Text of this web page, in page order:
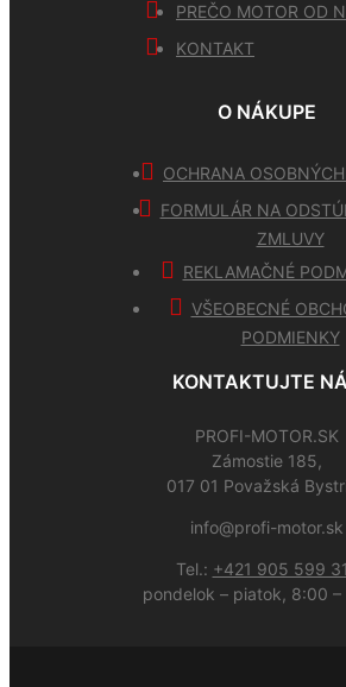
PREČO MOTOR OD
KONTAKT
O NÁKUPE
OCHRANA
FORMULÁR NA
ZMLUVY
REKLAMAČNÉ
VŠEOBECNÉ
PODMIENKY
KONTAKTUJTE
PROFI-MOTOR.SK
Zámostie 185,
017 01 Považská
info@profi-motor.sk
Tel.: +421 905 599
pondelok – piatok, 8:00 –